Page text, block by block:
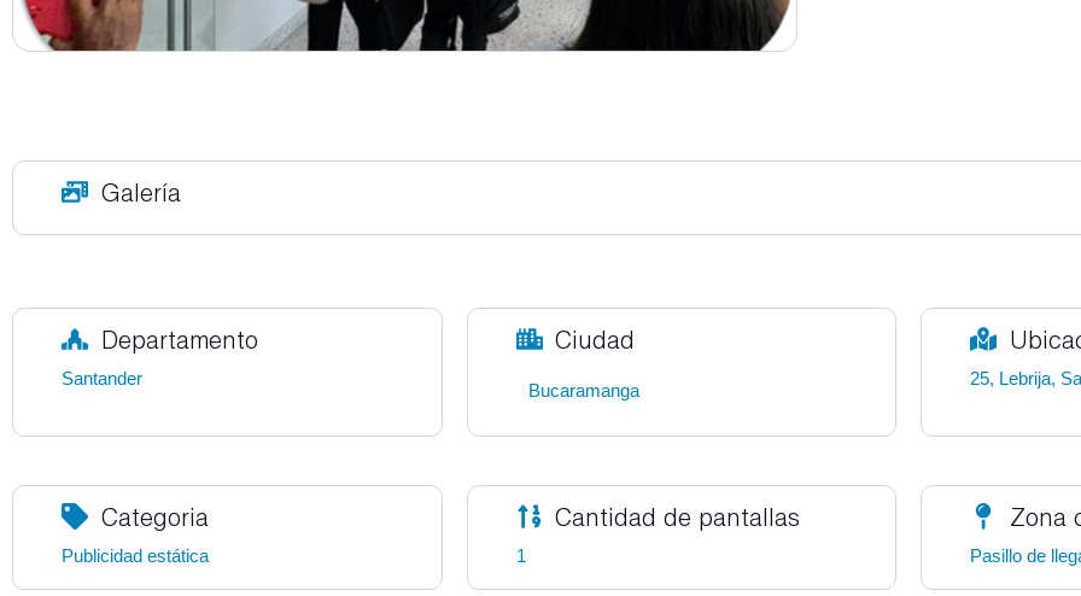
Galería
Departamento
Santander
Ciudad
Bucaramanga
25, Lebrija,
Categoria
Publicidad estática
Cantidad de pantallas
1
Zona
Pasillo de